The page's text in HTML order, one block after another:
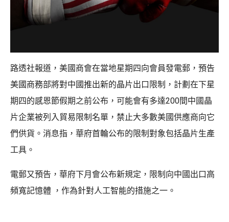
路透社報道，美國商會在當地星期四向會員發電郵，預告
美國商務部將對中國推出新的晶片出口限制，計劃在下星
期四的感恩節假期之前公布，可能會有多達200間中國晶
片企業被列入貿易限制名單，禁止大多數美國供應商向它
們供貨。消息指，華府首輪公布的限制對象包括晶片生產
工具。
電郵又預告，華府下月會公布新規定，限制向中國出口高
頻寬記憶體 ，作為針對人工智能的措施之一。